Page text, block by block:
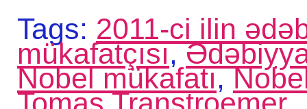
Tags: 2011-ci ilin
mükafatçısı,
Nobel mükafatı,